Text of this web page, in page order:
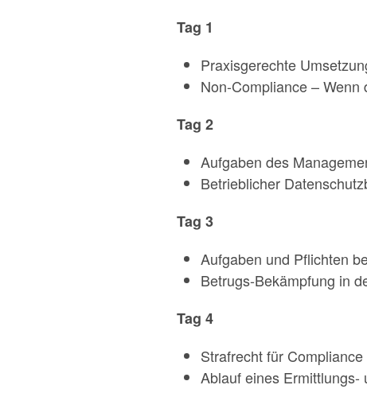
Tag 1
Praxisgerechte
Non-Compliance – Wenn
Tag 2
Aufgaben des
Betrieblicher
Tag 3
Aufgaben und Pflichten
Betrugs-Bekämpfung in
Tag 4
Strafrecht für
Ablauf eines